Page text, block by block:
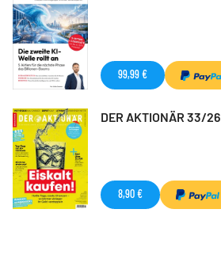
99,99 €
DER AKTIONÄR 33/26
8,90 €